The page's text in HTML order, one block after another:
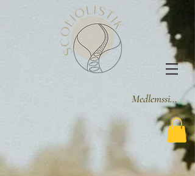
Medlemssider